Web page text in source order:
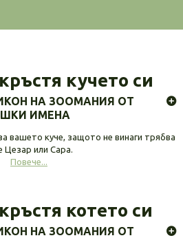
кучето си
НА ЗООМАНИЯ ОТ
ИМЕНА
вашето куче, защото не винаги трябва
Цезар или Сара.
Повече...
котето си
НА ЗООМАНИЯ ОТ